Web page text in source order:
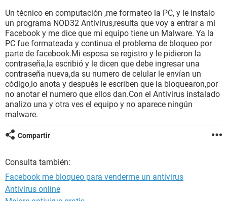
Un técnico en computación ,me formateo la PC, y le instalo
un programa NOD32 Antivirus,resulta que voy a entrar a mi
Facebook y me dice que mi equipo tiene un Malware. Ya la
PC fue formateada y continua el problema de bloqueo por
parte de facebook.Mi esposa se registro y le pidieron la
contraseña,la escribió y le dicen que debe ingresar una
contraseña nueva,da su numero de celular le envían un
código,lo anota y después le escriben que la bloquearon,por
no anotar el numero que ellos dan.Con el Antivirus instalado
analizo una y otra ves el equipo y no aparece ningún
malware.
Compartir
Consulta también:
Facebook me bloqueo para venderme un antivirus
Antivirus online